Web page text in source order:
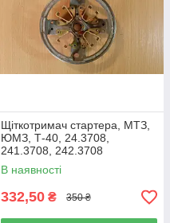
Щіткотримач стартера, МТЗ,
ЮМЗ, Т-40, 24.3708,
241.3708, 242.3708
(нов.зраз) 12В
В наявності
332,50 ₴ 350 ₴